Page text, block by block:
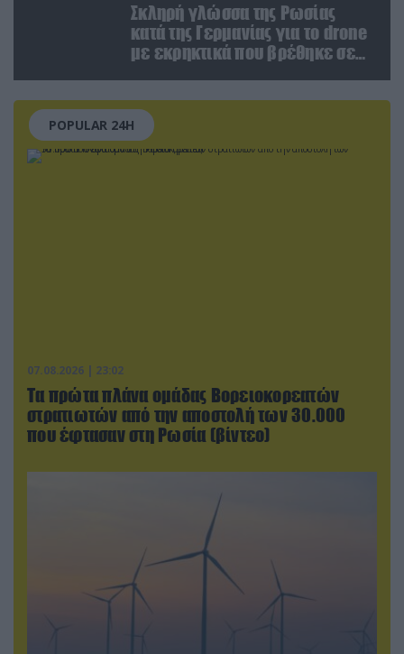
Σκληρή γλώσσα της Ρωσίας
κατά της Γερμανίας για το drone
με εκρηκτικά που βρέθηκε σε
POPULAR 24H
07.08.2026 | 23:02
Τα πρώτα πλάνα ομάδας Βορειοκορεατών
στρατιωτών από την αποστολή των 30.000
που έφτασαν στη Ρωσία (βίντεο)